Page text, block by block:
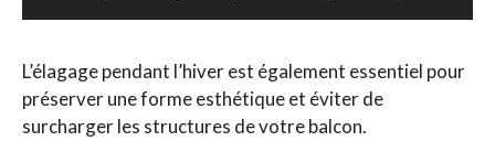
L’élagage pendant l’hiver est également essentiel pour
préserver une forme esthétique et éviter de
surcharger les structures de votre balcon.